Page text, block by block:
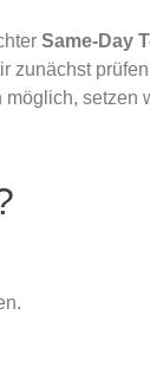
Same-Day
zunächst
setzen